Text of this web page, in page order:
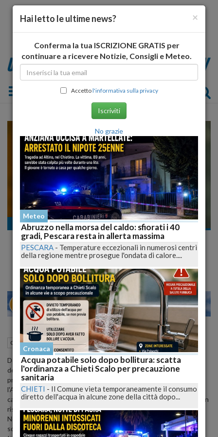
Toggle navigation
Cronaca
Il Pineto in Cerca della Prima Vittoria tra i
Professionisti ad Ancona
MILANO 24 28
Cronaca Pineto (TE) 15 Settembre 2023 19:32
Dopo due pareggi nelle prime giornate, la squadra di Amaolo è
determinata a ottenere la sua prima vittoria nella stagione
professionistica. Questa sera alle 20.45, il Pineto affronterà
l'Ancona allo stadio "Del Conero" per la terza giornata di
campionato. La sfida rappresenta un'altra occasione per cercare un
risultato positivo contro un avversario di prestigio nel girone B.
Non solo si tratta di un'importante sfida di campionato, ma le due
squadre si ritroveranno presto anche nel primo turno di Coppa
×
Hai letto le ultime news?
Conferma la tua ISCRIZIONE GRATIS per
continuare a ricevere Notizie, Consigli e Meteo.
Accettol'informativa sulla privacy
Iscriviti
No grazie
Meteo
Abruzzo nella morsa del caldo: sfiorati i 40
gradi, Pescara resta in allerta massima
PESCARA - Temperature eccezionali in numerosi centri
della regione mentre prosegue l'ondata di calore....
Cronaca
Acqua potabile solo dopo bollitura: scatta
l'ordinanza a Chieti Scalo per precauzione
sanitaria
CHIETI - Il Comune vieta temporaneamente il consumo
diretto dell'acqua in alcune zone della città dopo...